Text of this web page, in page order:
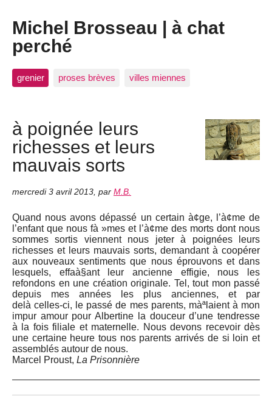
Michel Brosseau | à chat
perché
grenier proses brèves villes miennes
à poignée leurs
richesses et leurs
mauvais sorts
mercredi 3 avril 2013, par M.B.
Quand nous avons dépassé un certain à¢ge, l’à¢me de
l’enfant que nous fà »mes et l’à¢me des morts dont nous
sommes sortis viennent nous jeter à poignées leurs
richesses et leurs mauvais sorts, demandant à coopérer
aux nouveaux sentiments que nous éprouvons et dans
lesquels, effaà§ant leur ancienne effigie, nous les
refondons en une création originale. Tel, tout mon passé
depuis mes années les plus anciennes, et par
delà celles-ci, le passé de mes parents, màªlaient à mon
impur amour pour Albertine la douceur d’une tendresse
à la fois filiale et maternelle. Nous devons recevoir dès
une certaine heure tous nos parents arrivés de si loin et
assemblés autour de nous.
Marcel Proust, La Prisonnière